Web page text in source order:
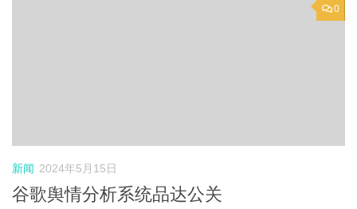
0
新闻 2024年5月15日
谷歌舆情分析系统品达公关